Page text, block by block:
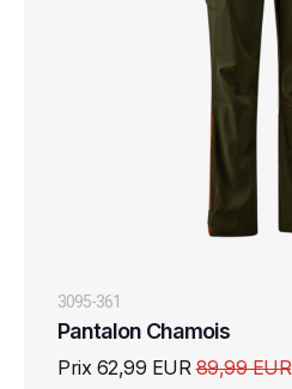
3095-361
Pantalon Chamois
Prix 62,99 EUR89,99 EUR